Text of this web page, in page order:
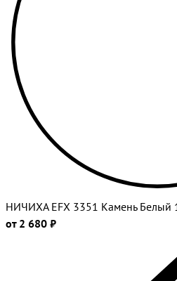
НИЧИХА EFX 3351 Камень Белый
от 2 680 ₽